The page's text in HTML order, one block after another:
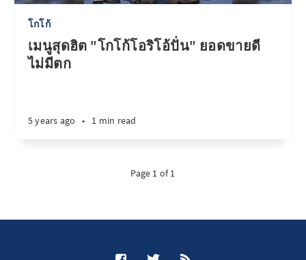
โกโก้
เมนูสุดฮิต "โกโก้โอริโอ้ปั่น" ยอดขายดี
ไม่มีตก
5 years ago • 1 min read
Page 1 of 1